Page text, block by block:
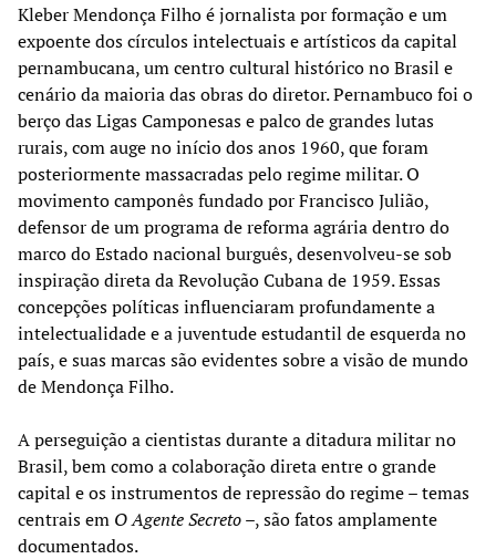
Kleber Mendonça Filho é jornalista por formação e um
expoente dos círculos intelectuais e artísticos da capital
pernambucana, um centro cultural histórico no Brasil e
cenário da maioria das obras do diretor. Pernambuco foi o
berço das Ligas Camponesas e palco de grandes lutas
rurais, com auge no início dos anos 1960, que foram
posteriormente massacradas pelo regime militar. O
movimento camponês fundado por Francisco Julião,
defensor de um programa de reforma agrária dentro do
marco do Estado nacional burguês, desenvolveu-se sob
inspiração direta da Revolução Cubana de 1959. Essas
concepções políticas influenciaram profundamente a
intelectualidade e a juventude estudantil de esquerda no
país, e suas marcas são evidentes sobre a visão de mundo
de Mendonça Filho.
A perseguição a cientistas durante a ditadura militar no
Brasil, bem como a colaboração direta entre o grande
capital e os instrumentos de repressão do regime – temas
centrais em O Agente Secreto–, são fatos amplamente
documentados.